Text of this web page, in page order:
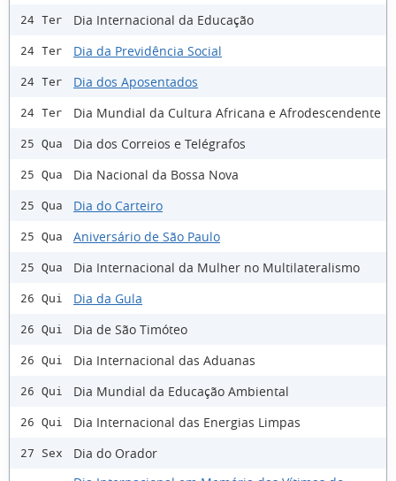
24 Ter Dia Internacional da Educação
24 Ter Dia da Previdência Social
24 Ter Dia dos Aposentados
24 Ter Dia Mundial da Cultura Africana e Afrodescendente
25 Qua Dia dos Correios e Telégrafos
25 Qua Dia Nacional da Bossa Nova
25 Qua Dia do Carteiro
25 Qua Aniversário de São Paulo
25 Qua Dia Internacional da Mulher no Multilateralismo
26 Qui Dia da Gula
26 Qui Dia de São Timóteo
26 Qui Dia Internacional das Aduanas
26 Qui Dia Mundial da Educação Ambiental
26 Qui Dia Internacional das Energias Limpas
27 Sex Dia do Orador